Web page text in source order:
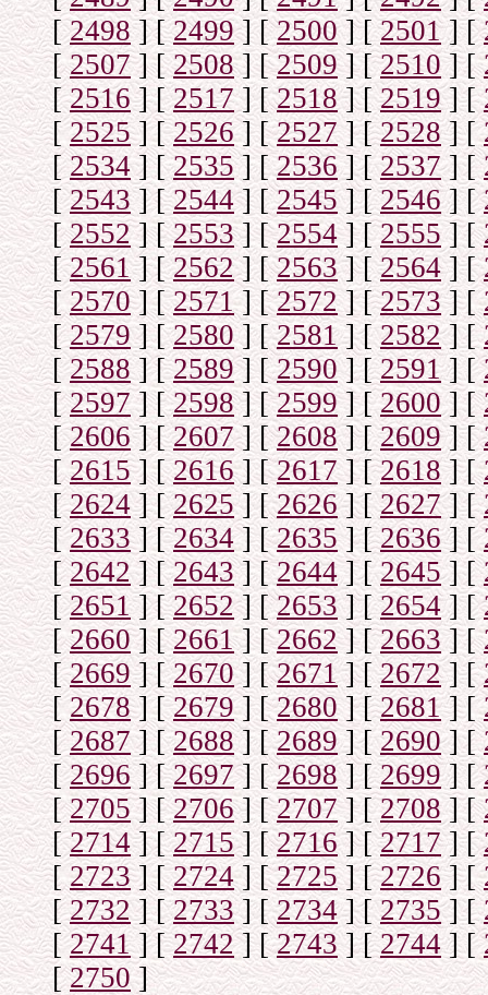
[2498] [2499] [2500] [2501] [
[2507] [2508] [2509] [2510] [
[2516] [2517] [2518] [2519] [
[2525] [2526] [2527] [2528] [
[2534] [2535] [2536] [2537] [
[2543] [2544] [2545] [2546] [
[2552] [2553] [2554] [2555] [
[2561] [2562] [2563] [2564] [
[ 2570] [2571] [2572] [2573] [
[2579] [2580] [2581] [2582] [
[2588] [2589] [2590 ] [2591] [
[2597] [2598] [2599] [2600] [
[2606] [2607] [2608] [2609] [
[2615] [2616] [2617] [2618] [
[2624] [2625] [2626] [2627] [
[2633] [2634] [2635 ] [2636] [
[2642] [2643] [2644] [2645] [
[2651] [2652] [2653] [2654] [
[2660] [2661] [2662] [2663] [
[2669] [2670] [2671] [2672] [
[2678] [2679] [2680] [2681] [
[2687] [2688] [2689] [2690] [
[2696] [2697] [2698] [2699] [
[2705] [2706] [2707] [2708] [
[2714] [2715] [2716] [2717] [
[2723] [2724] [2725] [2726] [
[2732] [2733] [2734] [2735] [
[2741] [2742] [2743 ] [2744] [
[2750]